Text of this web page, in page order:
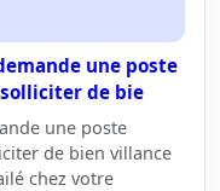
une poste
de bie
une poste
de bien villance
chez votre